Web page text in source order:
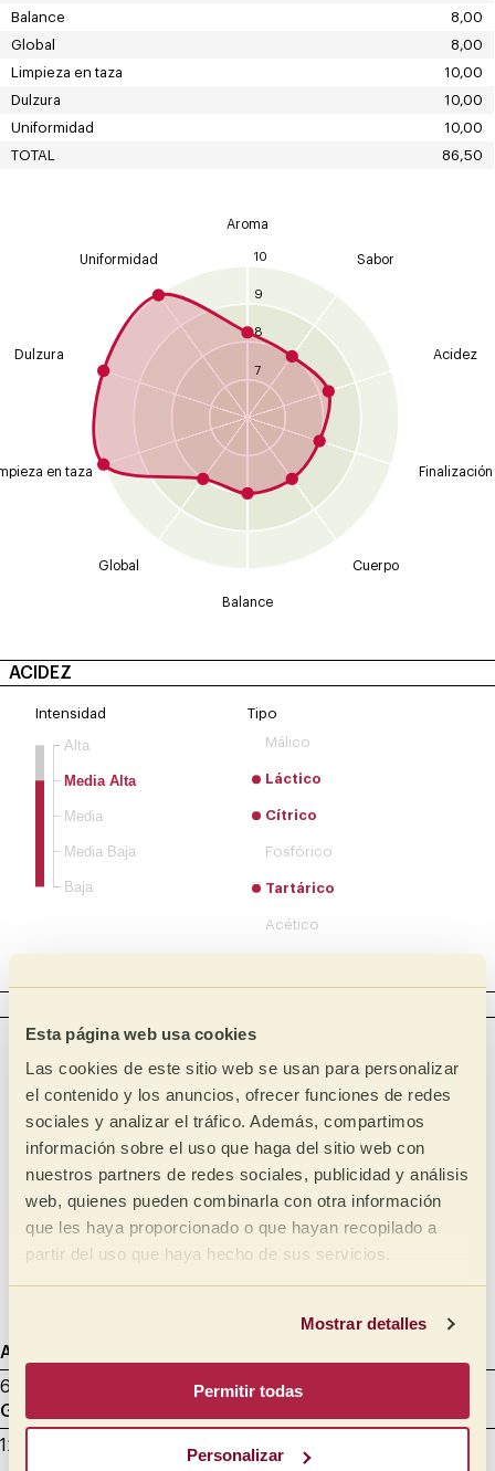
Esta página web usa cookies
Las cookies de este sitio web se usan para personalizar
el contenido y los anuncios, ofrecer funciones de redes
sociales y analizar el tráfico. Además, compartimos
información sobre el uso que haga del sitio web con
nuestros partners de redes sociales, publicidad y análisis
web, quienes pueden combinarla con otra información
que les haya proporcionado o que hayan recopilado a
partir del uso que haya hecho de sus servicios.
Mostrar detalles
Permitir todas
Personalizar
Balance
8,00
Global
8,00
Limpieza en taza
10,00
Dulzura
10,00
Uniformidad
10,00
TOTAL
86,50
10
9
8
7
Aroma
Sabor
Acidez
Finalización
Cuerpo
Balance
Global
en taza
Dulzura
Uniformidad
ACIDEZ
Intensidad
Baja
Media Baja
Media
Media Alta
Alta
Tipo
Málico
Láctico
Cítrico
Fosfórico
Tartárico
Acético
Intensidad
Ligero
Medio ligero
Medio
Medio lleno
Lleno
Táctil
Cremoso
Oleoso
Sirope
Meloso
Aterciopelado
Agtron
65 - Light Medium
8.00 min
Gramaje
12 g
Cata - entre 600 y 800 micras